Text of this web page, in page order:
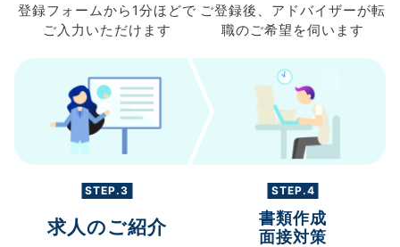
登録フォームから 1分ほどで
ご入力 いただけます
ご登録後、 アドバイザーが転
職のご希望を伺います
STEP.3
求人のご紹介
STEP.4
書類作成
面接対策